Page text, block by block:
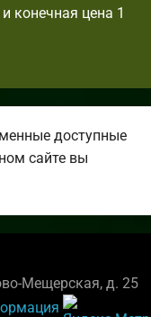
конечная цена 1
доступные
сайте вы
Мещерская, д. 25